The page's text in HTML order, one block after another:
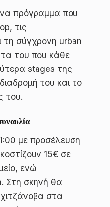
πρόγραμμα που
τις
τη σύγχρονη urban
του που κάθε
stages της
του και το
του.
με προσέλευση
15€ σε
ενώ
Στη σκηνή θα
στα